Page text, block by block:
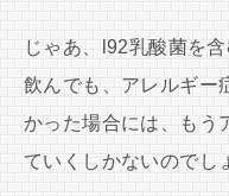
じゃあ、l92乳酸菌を
飲んでも、アレルギー
かった場合には、もう
ていくしかないのでし